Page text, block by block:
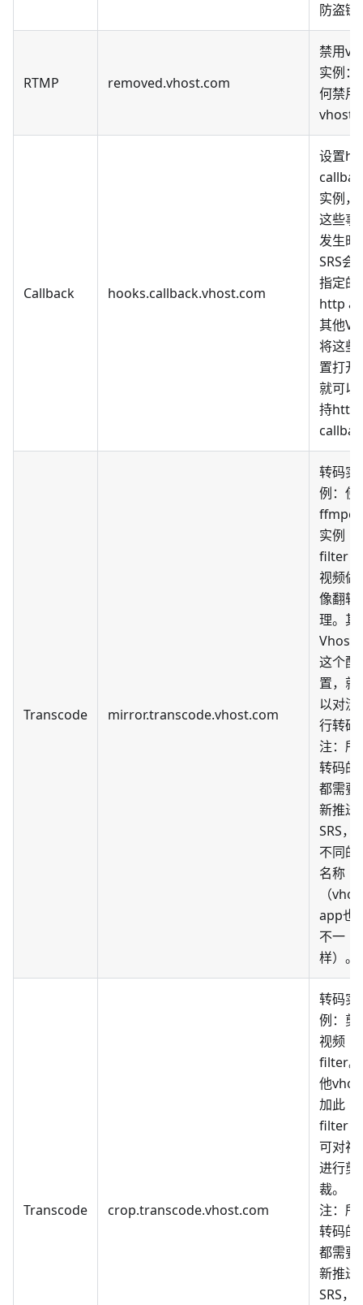
防盗链
RTMP removed.vhost.com
禁用
实例：
何禁用
vhost
Callback hooks.callback.vhost.com
设置
实例，
这些事
发生时
SRS会
指定的
http
其他
将这些
置打开
就可以
持http
Transcode mirror.transcode.vhost.com
转码实
例：使
实例
filter
视频做
像翻转
理。其
Vhost
这个配
置，就
以对流
行转码
注：所
转码的
都需要
新推送
SRS，
不同的
名称
（
app也
不一
样）。
Transcode crop.transcode.vhost.com
转码实
例：剪
视频
filter
他
加此
filter
可对视
进行剪
裁。
注：所
转码的
都需要
新推送
SRS，